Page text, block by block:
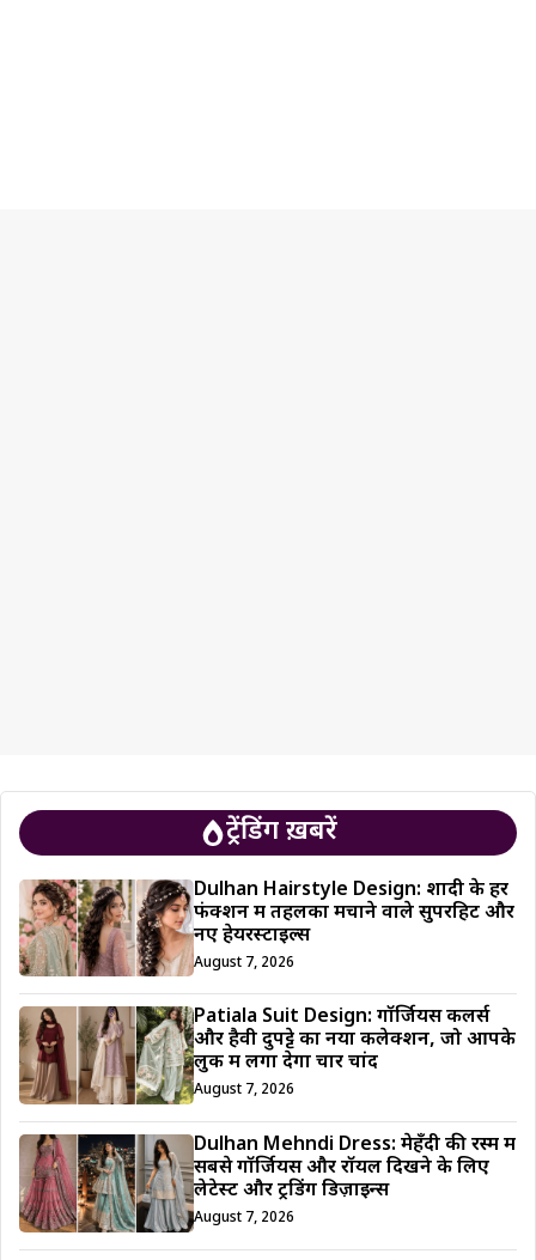
ट्रेंडिंग ख़बरें
Dulhan Hairstyle Design: शादी के हर
फंक्शन में तहलका मचाने वाले सुपरहिट और
नए हेयरस्टाइल्स
August 7, 2026
Patiala Suit Design: गॉर्जियस कलर्स
और हैवी दुपट्टे का नया कलेक्शन, जो आपके
लुक में लगा देगा चार चांद
August 7, 2026
Dulhan Mehndi Dress: मेहँदी की रस्म में
सबसे गॉर्जियस और रॉयल दिखने के लिए
लेटेस्ट और ट्रेंडिंग डिज़ाइन्स
August 7, 2026